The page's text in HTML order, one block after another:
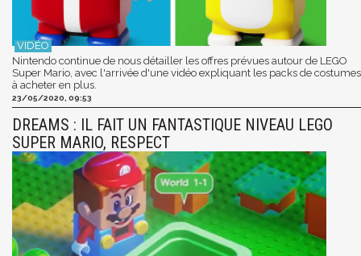
Nintendo continue de nous détailler les offres prévues autour de LEGO
Super Mario, avec l'arrivée d'une vidéo expliquant les packs de costumes
à acheter en plus.
23/05/2020, 09:53
DREAMS : IL FAIT UN FANTASTIQUE NIVEAU LEGO
SUPER MARIO, RESPECT